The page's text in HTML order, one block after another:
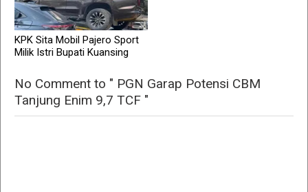
KPK Sita Mobil Pajero Sport
Milik Istri Bupati Kuansing
No Comment to " PGN Garap Potensi CBM
Tanjung Enim 9,7 TCF "